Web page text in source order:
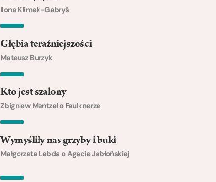
Ilona Klimek-Gabryś
Głębia teraźniejszości
Mateusz Burzyk
Kto jest szalony
Zbigniew Mentzel o Faulknerze
Wymyśliły nas grzyby i buki
Małgorzata Lebda o Agacie Jabłońskiej